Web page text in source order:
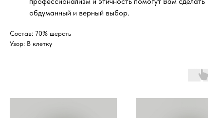
обдуманный и верный выбор.
Состав: 70% шерсть
Узор: В клетку